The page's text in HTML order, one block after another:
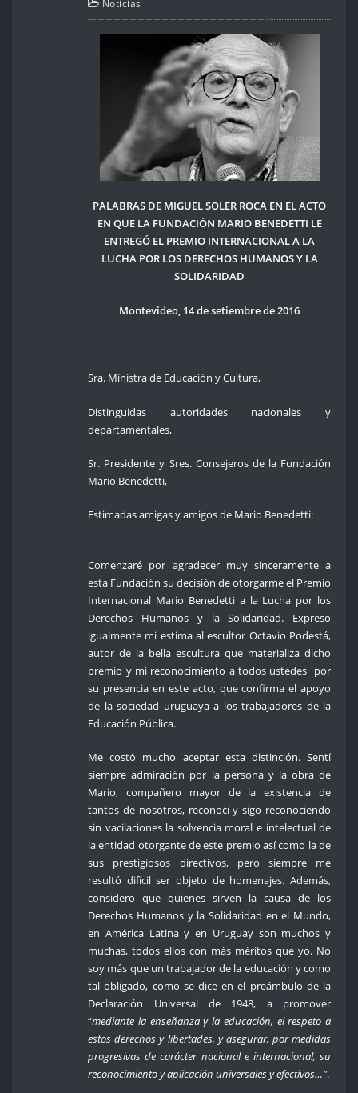
Noticias
PALABRAS DE MIGUEL SOLER ROCA EN EL ACTO
EN QUE LA FUNDACIÓN MARIO BENEDETTI LE
ENTREGÓ EL PREMIO INTERNACIONAL A LA
LUCHA POR LOS DERECHOS HUMANOS Y LA
SOLIDARIDAD
Montevideo, 14 de setiembre de 2016
Sra. Ministra de Educación y Cultura,
Distinguidas autoridades nacionales y
departamentales,
Sr. Presidente y Sres. Consejeros de la Fundación
Mario Benedetti,
Estimadas amigas y amigos de Mario Benedetti:
Comenzaré por agradecer muy sinceramente a
esta Fundación su decisión de otorgarme el Premio
Internacional Mario Benedetti a la Lucha por los
Derechos Humanos y la Solidaridad. Expreso
igualmente mi estima al escultor Octavio Podestá,
autor de la bella escultura que materializa dicho
premio y mi reconocimiento a todos ustedes por
su presencia en este acto, que confirma el apoyo
de la sociedad uruguaya a los trabajadores de la
Educación Pública.
Me costó mucho aceptar esta distinción. Sentí
siempre admiración por la persona y la obra de
Mario, compañero mayor de la existencia de
tantos de nosotros, reconocí y sigo reconociendo
sin vacilaciones la solvencia moral e intelectual de
la entidad otorgante de este premio así como la de
sus prestigiosos directivos, pero siempre me
resultó difícil ser objeto de homenajes. Además,
considero que quienes sirven la causa de los
Derechos Humanos y la Solidaridad en el Mundo,
en América Latina y en Uruguay son muchos y
muchas, todos ellos con más méritos que yo. No
soy más que un trabajador de la educación y como
tal obligado, como se dice en el preámbulo de la
Declaración Universal de 1948, a promover
“mediante la enseñanza y la educación, el respeto a
estos derechos y libertades, y asegurar, por medidas
progresivas de carácter nacional e internacional, su
reconocimiento y aplicación universales y efectivos…”.